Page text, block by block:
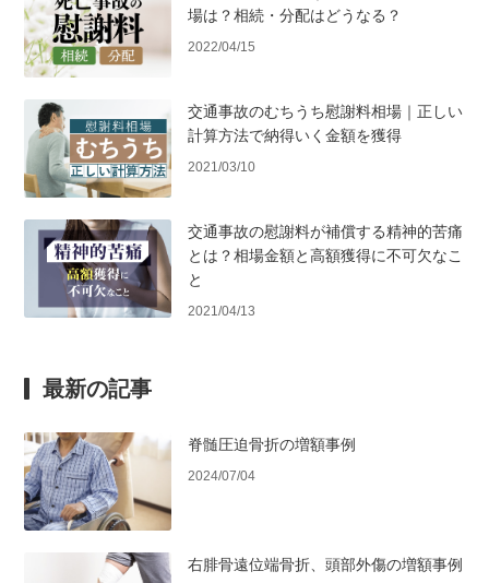
場は？相続・分配はどうなる？
2022/04/15
交通事故のむちうち慰謝料相場｜正しい
計算方法で納得いく金額を獲得
2021/03/10
交通事故の慰謝料が補償する精神的苦痛
とは？相場金額と高額獲得に不可欠なこ
と
2021/04/13
最新の記事
脊髄圧迫骨折の増額事例
2024/07/04
右腓骨遠位端骨折、頭部外傷の増額事例